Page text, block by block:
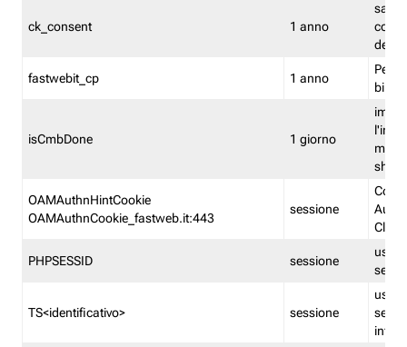
ck_consent 1 anno
salva
dei
fastwebit_cp 1 anno
isCmbDone 1 giorno
shp
OAMAuthnHintCookie
OAMAuthnCookie_fastweb.it:443
sessione
PHPSESSID sessione
TS<identificativo> sessione